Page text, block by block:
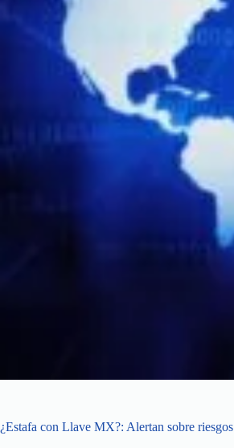
¿Estafa con Llave MX?: Alertan sobre riesgos